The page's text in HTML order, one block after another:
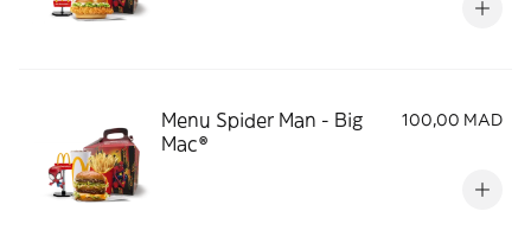
Menu Spider Man - Big
Mac®
100,00 MAD